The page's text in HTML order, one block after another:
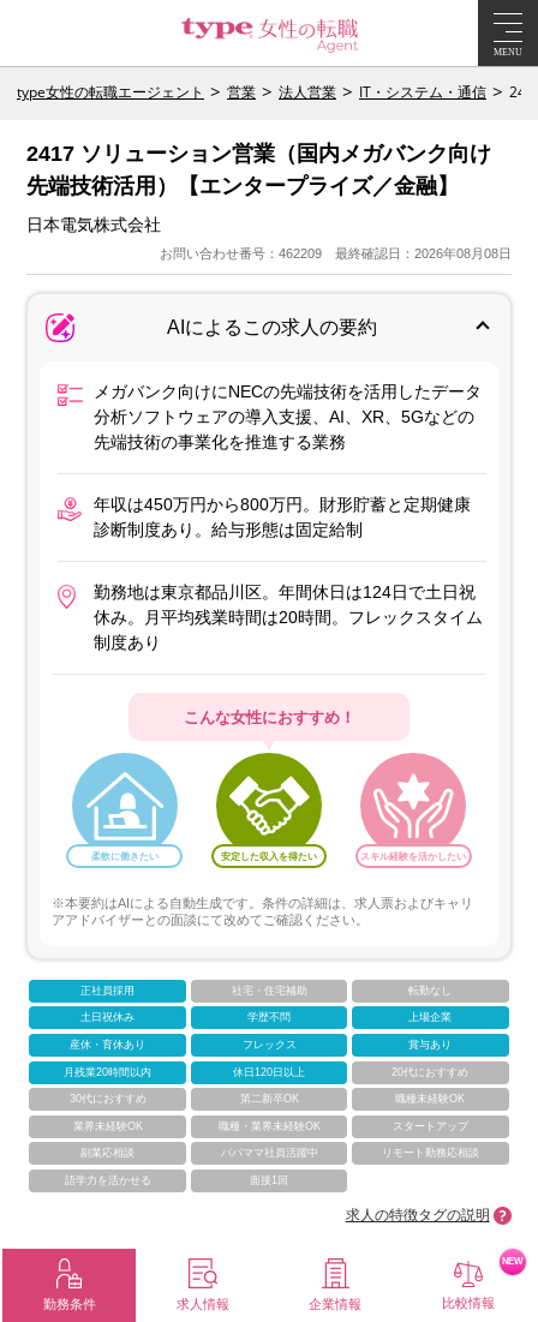
MENU
type女性の転職エージェント 営業 法人営業 IT・システム・通信
2417 ソリューション営業（国内メガバンク向け
先端技術活用）【エンタープライズ／金融】
日本電気株式会社
お問い合わせ番号：462209 最終確認日：2026年08月08日
AIによるこの求人の要約
メガバンク向けにNECの先端技術を活用したデータ
分析ソフトウェアの導入支援、AI、XR、5Gなどの
先端技術の事業化を推進する業務
年収は450万円から800万円。財形貯蓄と定期健康
診断制度あり。給与形態は固定給制
勤務地は東京都品川区。年間休日は124日で土日祝
休み。月平均残業時間は20時間。フレックスタイム
制度あり
こんな女性におすすめ！
柔軟に働きたい 安定した収入を得たい スキル経験を活かしたい
※本要約はAIによる自動生成です。条件の詳細は、求人票およびキャリ
アアドバイザーとの面談にて改めてご確認ください。
正社員採用 社宅・住宅補助 転勤なし
土日祝休み 学歴不問 上場企業
産休・育休あり フレックス 賞与あり
月残業20時間以内 休日120日以上 20代におすすめ
30代におすすめ 第二新卒OK 職種未経験OK
業界未経験OK 職種・業界未経験OK スタートアップ
副業応相談 パパママ社員活躍中 リモート勤務応相談
語学力を活かせる 面接1回
求人の特徴タグの説明
勤務条件 求人情報 企業情報 比較情報
NEW